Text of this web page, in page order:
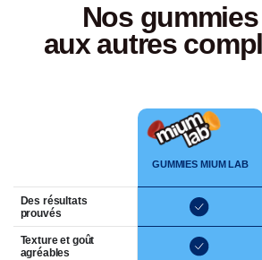
Nos
aux autres
GUMMIES MIUM LAB
Des résultats
prouvés
Texture et goût
agréables